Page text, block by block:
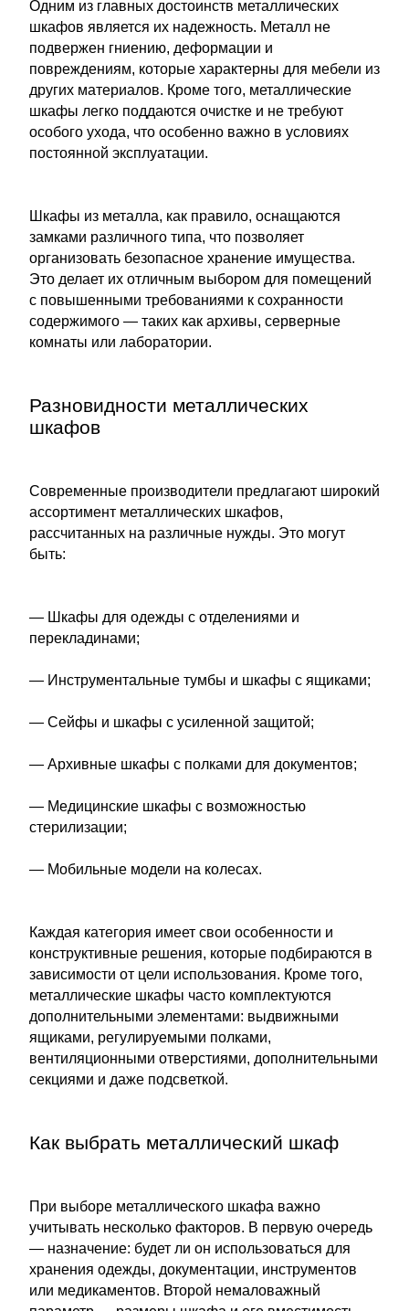
Одним из главных достоинств металлических
шкафов является их надежность. Металл не
подвержен гниению, деформации и
повреждениям, которые характерны для мебели из
других материалов. Кроме того, металлические
шкафы легко поддаются очистке и не требуют
особого ухода, что особенно важно в условиях
постоянной эксплуатации.
Шкафы из металла, как правило, оснащаются
замками различного типа, что позволяет
организовать безопасное хранение имущества.
Это делает их отличным выбором для помещений
с повышенными требованиями к сохранности
содержимого — таких как архивы, серверные
комнаты или лаборатории.
Разновидности металлических
шкафов
Современные производители предлагают широкий
ассортимент металлических шкафов,
рассчитанных на различные нужды. Это могут
быть:
— Шкафы для одежды с отделениями и
перекладинами;
— Инструментальные тумбы и шкафы с ящиками;
— Сейфы и шкафы с усиленной защитой;
— Архивные шкафы с полками для документов;
— Медицинские шкафы с возможностью
стерилизации;
— Мобильные модели на колесах.
Каждая категория имеет свои особенности и
конструктивные решения, которые подбираются в
зависимости от цели использования. Кроме того,
металлические шкафы часто комплектуются
дополнительными элементами: выдвижными
ящиками, регулируемыми полками,
вентиляционными отверстиями, дополнительными
секциями и даже подсветкой.
Как выбрать металлический шкаф
При выборе металлического шкафа важно
учитывать несколько факторов. В первую очередь
— назначение: будет ли он использоваться для
хранения одежды, документации, инструментов
или медикаментов. Второй немаловажный